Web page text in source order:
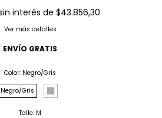
interés de $43.856,30
Ver más detalles
ENVÍO GRATIS
Color: Negro/Gris
Negro/Gris
Talle: M